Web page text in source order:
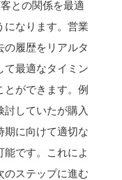
との関係を最適
になります。営業
の履歴をリアルタ
て最適なタイミン
とができます。例
討していたが購入
期に向けて適切な
能です。これによ
のステップに進む